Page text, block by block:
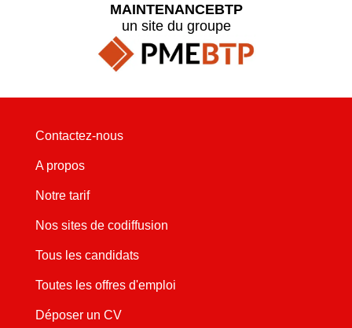
MAINTENANCEBTP
un site du groupe
Contactez-nous
A propos
Notre tarif
Nos sites de codiffusion
Tous les candidats
Toutes les offres d'emploi
Déposer un CV